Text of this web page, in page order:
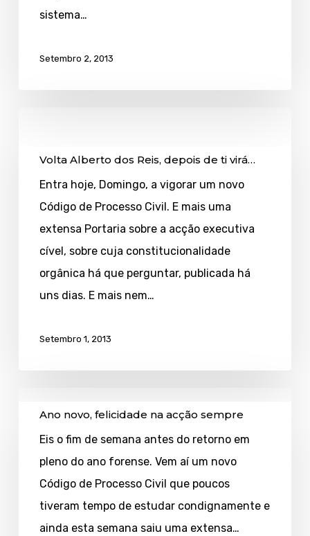
sistema…
Setembro 2, 2013
Reis,
depois
virá…
Volta Alberto dos Reis, depois de ti virá…
Entra hoje, Domingo, a vigorar um novo
Código de Processo Civil. E mais uma
extensa Portaria sobre a acção executiva
cível, sobre cuja constitucionalidade
orgânica há que perguntar, publicada há
uns dias. E mais nem…
Setembro 1, 2013
novo,
felicidade
acção
sempre
Ano novo, felicidade na acção sempre
Eis o fim de semana antes do retorno em
pleno do ano forense. Vem aí um novo
Código de Processo Civil que poucos
tiveram tempo de estudar condignamente e
ainda esta semana saiu uma extensa…